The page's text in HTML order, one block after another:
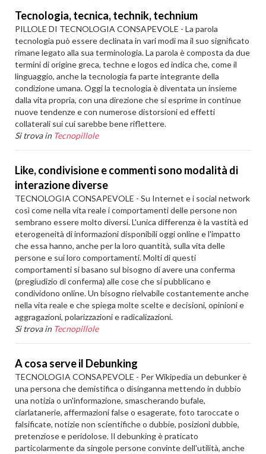
Tecnologia, tecnica, technik, technium
PILLOLE DI TECNOLOGIA CONSAPEVOLE - La parola
tecnologia può essere declinata in vari modi ma il suo significato
rimane legato alla sua terminologia. La parola è composta da due
termini di origine greca, techne e logos ed indica che, come il
linguaggio, anche la tecnologia fa parte integrante della
condizione umana. Oggi la tecnologia è diventata un insieme
dalla vita propria, con una direzione che si esprime in continue
nuove tendenze e con numerose distorsioni ed effetti
collaterali sui cui sarebbe bene riflettere.
Si trova in Tecnopillole
Like, condivisione e commenti sono modalità di
interazione diverse
TECNOLOGIA CONSAPEVOLE - Su Internet e i social network
così come nella vita reale i comportamenti delle persone non
sembrano essere molto diversi. L'unica differenza è la vastità ed
eterogeneità di informazioni disponibili oggi online e l'impatto
che essa hanno, anche per la loro quantità, sulla vita delle
persone e sui loro comportamenti. Molti di questi
comportamenti si basano sul bisogno di avere una conferma
(pregiudizio di conferma) alle cose che si pubblicano e
condividono online. Un bisogno rielvabile costantemente anche
nella vita reale e che spiega molte scelte e decisioni, opinioni e
aggragazioni, polarizzazioni e radicalizazioni.
Si trova in Tecnopillole
A cosa serve il Debunking
TECNOLOGIA CONSAPEVOLE - Per Wikipedia un debunker è
una persona che demistifica o disinganna mettendo in dubbio
una notizia o un'informazione, smascherando bufale,
ciarlatanerie, affermazioni false o esagerate, foto taroccate o
falsificate, notizie non scientifiche o dubbie, posizioni dubbie,
pretenziose e peridolose. Il debunking è praticato
particolarmente da singole persone convinte dell'utilità, anche